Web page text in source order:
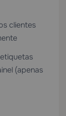
clientes
(apenas